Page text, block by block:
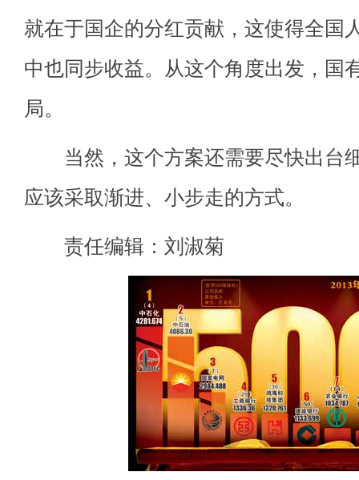
就在于国企的分红贡献，这使得全国
中也同步收益。从这个角度出发，国
局。
当然，这个方案还需要尽快出台
应该采取渐进、小步走的方式。
责任编辑：刘淑菊